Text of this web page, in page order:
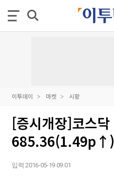
이투데이 마켓 시황
[증시개장]코스닥
685.36(1.49p↑)
입력 2016-05-19 09:01